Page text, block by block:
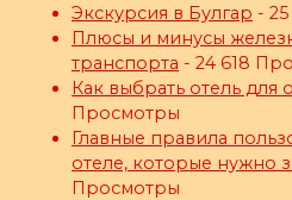
Экскурсия в Булгар -
Плюсы и минусы
транспорта - 24 618
Как выбрать отель для
Просмотры
Главные правила
отеле, которые нужно
Просмотры